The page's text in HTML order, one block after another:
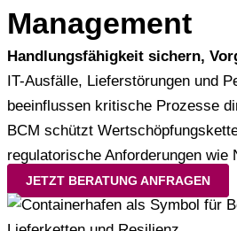
Management
Handlungsfähigkeit sichern,
IT-Ausfälle, Lieferstörungen und
beeinflussen kritische Prozesse
BCM schützt
regulatorische Anforderungen wie
JETZT BERATUNG ANFRAGEN